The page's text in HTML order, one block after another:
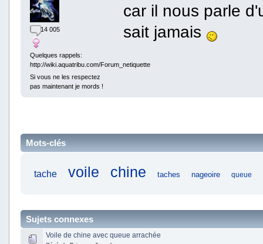
14 005
Quelques rappels:
http://wiki.aquatribu.com/Forum_netiquette
Si vous ne les respectez
pas maintenant je mords !
car il nous parle
sait jamais
Mots-clés
tache voile chine taches nageoire queue
Sujets connexes
Voile de chine avec queue arrachée